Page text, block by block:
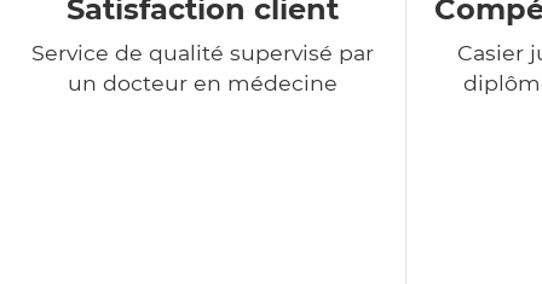
Satisfaction client
Service de qualité supervisé par
un docteur en médecine
Casier